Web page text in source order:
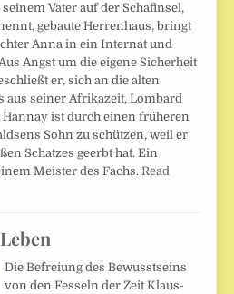
Vater auf der Schafinsel,
gebaute Herrenhaus, bringt
Anna in ein Internat und
Angst um die eigene Sicherheit
er, sich an die alten
aus seiner Afrikazeit, Lombard
Hannay ist durch einen früheren
Sohn zu schützen, weil er
Schatzes geerbt hat. Ein
Meister des Fachs.Read
Die Befreiung des Bewusstseins
von den Fesseln der Zeit Klaus-